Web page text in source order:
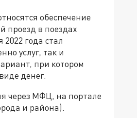
обеспечение
проезд в поездах
года стал
услуг, так и
при котором
денег.
через МФЦ, на портале
и района).